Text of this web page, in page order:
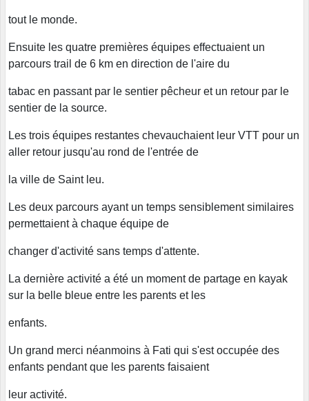
tout le monde.
Ensuite les quatre premières équipes effectuaient un
parcours trail de 6 km en direction de l'aire du
tabac en passant par le sentier pêcheur et un retour par le
sentier de la source.
Les trois équipes restantes chevauchaient leur VTT pour un
aller retour jusqu'au rond de l'entrée de
la ville de Saint leu.
Les deux parcours ayant un temps sensiblement similaires
permettaient à chaque équipe de
changer d'activité sans temps d'attente.
La dernière activité a été un moment de partage en kayak
sur la belle bleue entre les parents et les
enfants.
Un grand merci néanmoins à Fati qui s'est occupée des
enfants pendant que les parents faisaient
leur activité.